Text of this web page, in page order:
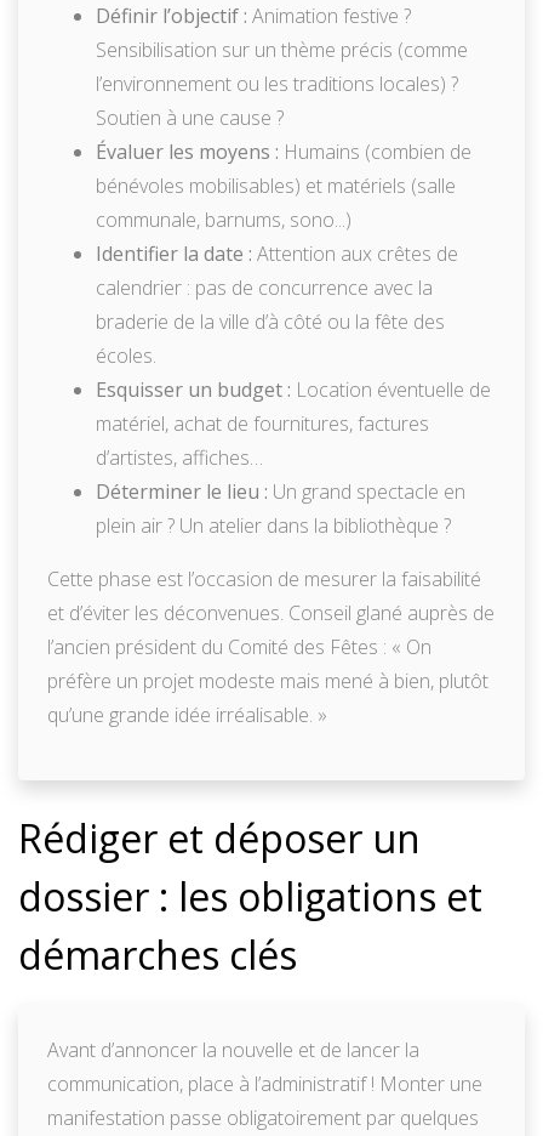
Définir l’objectif : Animation festive ?
Sensibilisation sur un thème précis (comme
l’environnement ou les traditions locales) ?
Soutien à une cause ?
Évaluer les moyens : Humains (combien de
bénévoles mobilisables) et matériels (salle
communale, barnums, sono...)
Identifier la date : Attention aux crêtes de
calendrier : pas de concurrence avec la
braderie de la ville d’à côté ou la fête des
écoles.
Esquisser un budget : Location éventuelle de
matériel, achat de fournitures, factures
d’artistes, affiches…
Déterminer le lieu : Un grand spectacle en
plein air ? Un atelier dans la bibliothèque ?
Cette phase est l’occasion de mesurer la faisabilité
et d’éviter les déconvenues. Conseil glané auprès de
l’ancien président du Comité des Fêtes : « On
préfère un projet modeste mais mené à bien, plutôt
qu’une grande idée irréalisable. »
Rédiger et déposer un
dossier : les obligations et
démarches clés
Avant d’annoncer la nouvelle et de lancer la
communication, place à l’administratif ! Monter une
manifestation passe obligatoirement par quelques